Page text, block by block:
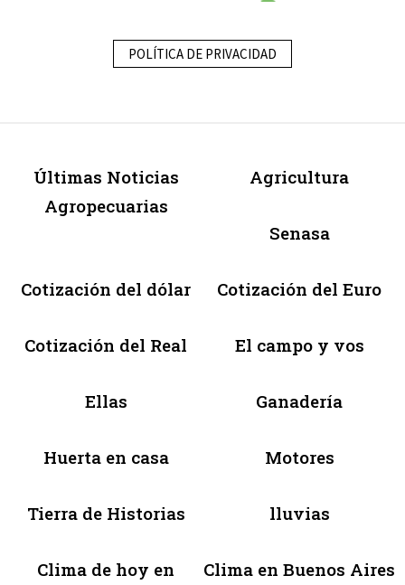
POLÍTICA DE PRIVACIDAD
Últimas Noticias
Agropecuarias
Agricultura
Senasa
Cotización del dólar Cotización del Euro
Cotización del Real El campo y vos
Ellas Ganadería
Huerta en casa Motores
Tierra de Historias lluvias
Clima de hoy en
Clima en Buenos Aires